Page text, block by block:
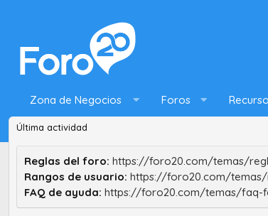
Zona de Negocios Foros
Última actividad
Reglas del foro: https://foro20.com/temas/
Rangos de usuario: https://foro20.com/
FAQ de ayuda: https://foro20.com/temas/faq-